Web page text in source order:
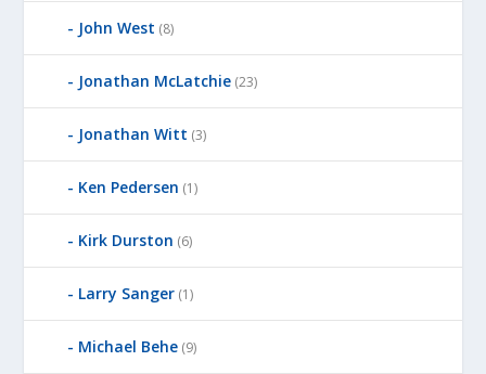
John West (8)
Jonathan McLatchie (23)
Jonathan Witt (3)
Ken Pedersen (1)
Kirk Durston (6)
Larry Sanger (1)
Michael Behe (9)